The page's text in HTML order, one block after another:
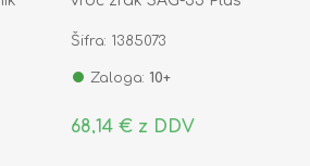
Šifra: 1385073
Zaloga: 10+
68,14 € z DDV